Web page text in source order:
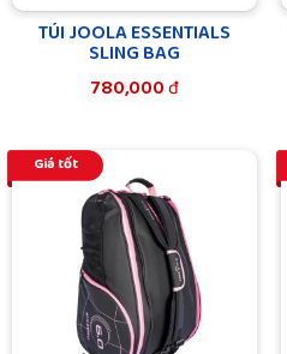
TÚI JOOLA ESSENTIALS
SLING BAG
780,000đ
Giá tốt